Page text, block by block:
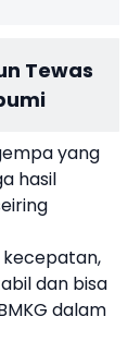
Tewas
yang
hasil
kecepatan,
dan bisa
dalam